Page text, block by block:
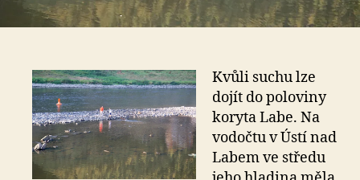
Kvůli suchu lze
dojít do poloviny
koryta Labe. Na
vodočtu v Ústí nad
Labem ve středu